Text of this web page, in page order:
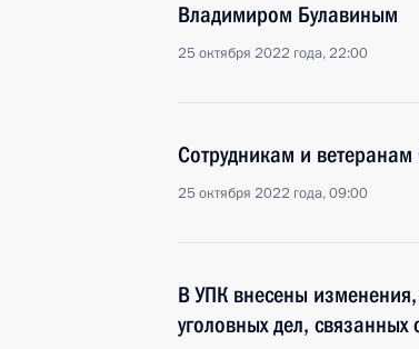
Владимиром Булавиным
25 октября 2022 года, 22:00
Сотрудникам и
25 октября 2022 года, 09:00
В УПК внесены
уголовных дел,